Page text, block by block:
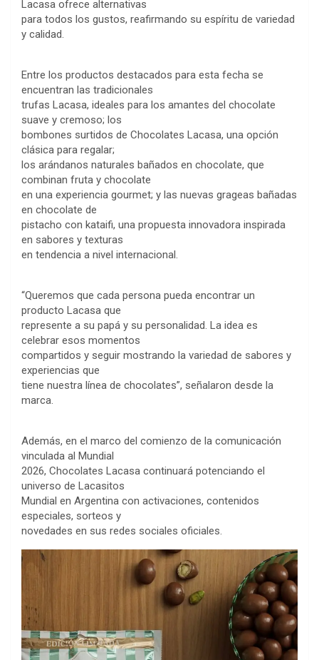
Lacasa ofrece alternativas
para todos los gustos, reafirmando su espíritu de variedad
y calidad.
Entre los productos destacados para esta fecha se
encuentran las tradicionales
trufas Lacasa, ideales para los amantes del chocolate
suave y cremoso; los
bombones surtidos de Chocolates Lacasa, una opción
clásica para regalar;
los arándanos naturales bañados en chocolate, que
combinan fruta y chocolate
en una experiencia gourmet; y las nuevas grageas bañadas
en chocolate de
pistacho con kataifi, una propuesta innovadora inspirada
en sabores y texturas
en tendencia a nivel internacional.
“Queremos que cada persona pueda encontrar un
producto Lacasa que
represente a su papá y su personalidad. La idea es
celebrar esos momentos
compartidos y seguir mostrando la variedad de sabores y
experiencias que
tiene nuestra línea de chocolates”, señalaron desde la
marca.
Además, en el marco del comienzo de la comunicación
vinculada al Mundial
2026, Chocolates Lacasa continuará potenciando el
universo de Lacasitos
Mundial en Argentina con activaciones, contenidos
especiales, sorteos y
novedades en sus redes sociales oficiales.